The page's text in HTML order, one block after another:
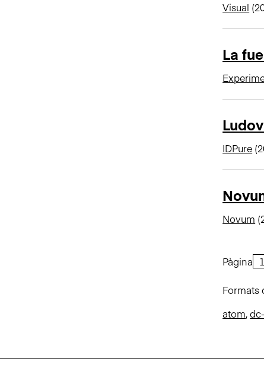
Visual
La
IDPure
Novum
Pàgina
Formats
atom,